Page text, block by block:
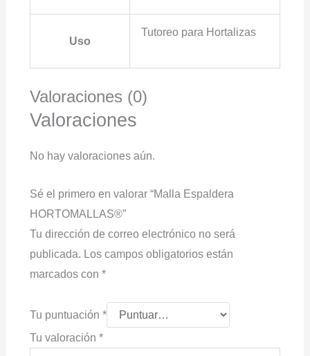
Uso
Tutoreo para Hortalizas
Valoraciones (0)
Valoraciones
No hay valoraciones aún.
Sé el primero en valorar “Malla Espaldera
HORTOMALLAS®”
Tu dirección de correo electrónico no será
publicada. Los campos obligatorios están
marcados con *
Tu puntuación *
Tu valoración *